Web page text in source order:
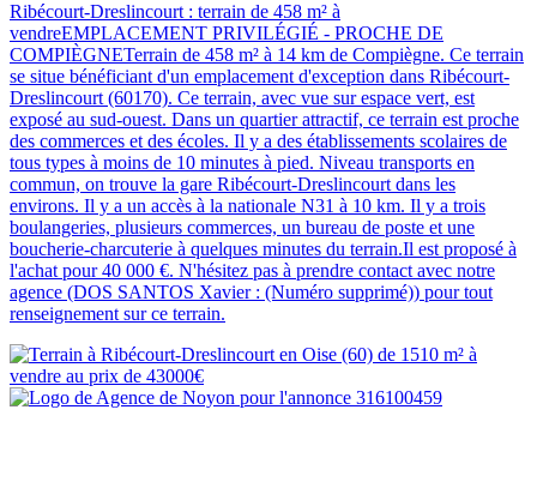
Ribécourt-Dreslincourt : terrain de 458 m² à
vendreEMPLACEMENT PRIVILÉGIÉ - PROCHE DE
COMPIÈGNETerrain de 458 m² à 14 km de Compiègne. Ce terrain
se situe bénéficiant d'un emplacement d'exception dans Ribécourt-
Dreslincourt (60170). Ce terrain, avec vue sur espace vert, est
exposé au sud-ouest. Dans un quartier attractif, ce terrain est proche
des commerces et des écoles. Il y a des établissements scolaires de
tous types à moins de 10 minutes à pied. Niveau transports en
commun, on trouve la gare Ribécourt-Dreslincourt dans les
environs. Il y a un accès à la nationale N31 à 10 km. Il y a trois
boulangeries, plusieurs commerces, un bureau de poste et une
boucherie-charcuterie à quelques minutes du terrain.Il est proposé à
l'achat pour 40 000 €. N'hésitez pas à prendre contact avec notre
agence (DOS SANTOS Xavier : (Numéro supprimé)) pour tout
renseignement sur ce terrain.